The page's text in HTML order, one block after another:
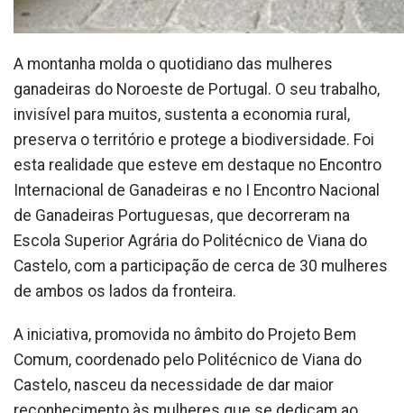
A montanha molda o quotidiano das mulheres
ganadeiras do Noroeste de Portugal. O seu trabalho,
invisível para muitos, sustenta a economia rural,
preserva o território e protege a biodiversidade. Foi
esta realidade que esteve em destaque no Encontro
Internacional de Ganadeiras e no I Encontro Nacional
de Ganadeiras Portuguesas, que decorreram na
Escola Superior Agrária do Politécnico de Viana do
Castelo, com a participação de cerca de 30 mulheres
de ambos os lados da fronteira.
A iniciativa, promovida no âmbito do Projeto Bem
Comum, coordenado pelo Politécnico de Viana do
Castelo, nasceu da necessidade de dar maior